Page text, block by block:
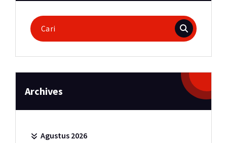
Pencarian
untuk:
Archives
Agustus 2026